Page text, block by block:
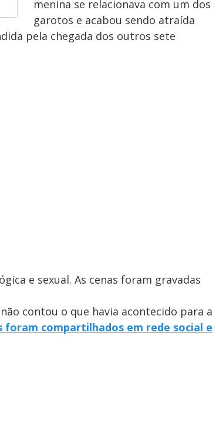
menina se relacionava com um dos
garotos e acabou sendo atraída
pela chegada dos outros sete
e sexual. As cenas foram gravadas
contou o que havia acontecido para a
foram compartilhados em rede social e